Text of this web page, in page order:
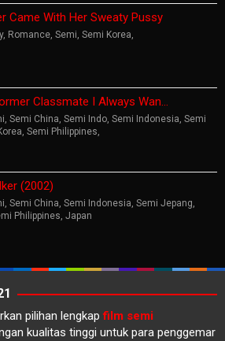
Came With Her Sweaty Pussy
, Romance, Semi, Semi Korea,
Classmate I Always Wan…
, Semi China, Semi Indo, Semi Indonesia, Semi
, Semi Philippines,
(2002)
, Semi China, Semi Indonesia, Semi Jepang,
Philippines, Japan
pilihan lengkapfilm semi
kualitas tinggi untuk para penggemar